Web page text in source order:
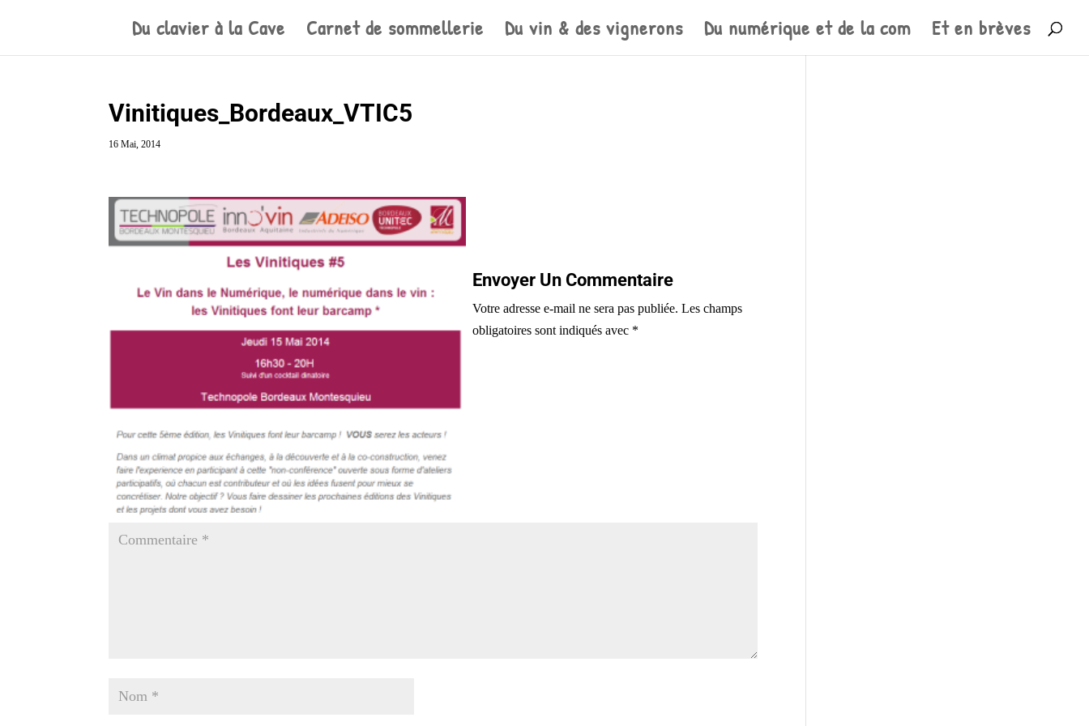
Du clavier à la Cave Carnet de sommellerie Du vin & des vignerons Du numérique et de la com Et en brèves
Vinitiques_Bordeaux_VTIC5
16 Mai, 2014
Envoyer Un Commentaire
Votre adresse e-mail ne sera pas publiée. Les champs
obligatoires sont indiqués avec *